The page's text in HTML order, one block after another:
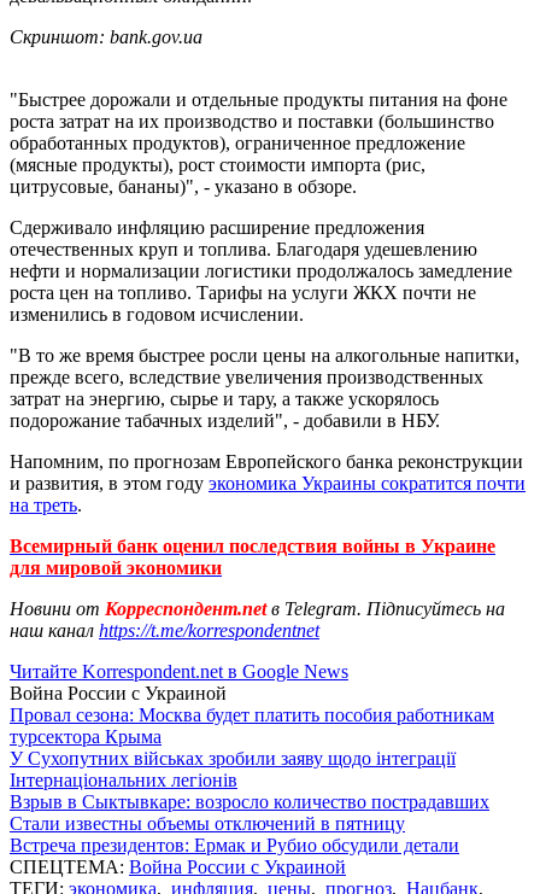
Скриншот: bank.gov.ua
"Быстрее дорожали и отдельные продукты питания на фоне
роста затрат на их производство и поставки (большинство
обработанных продуктов), ограниченное предложение
(мясные продукты), рост стоимости импорта (рис,
цитрусовые, бананы)", - указано в обзоре.
Сдерживало инфляцию расширение предложения
отечественных круп и топлива. Благодаря удешевлению
нефти и нормализации логистики продолжалось замедление
роста цен на топливо. Тарифы на услуги ЖКХ почти не
изменились в годовом исчислении.
"В то же время быстрее росли цены на алкогольные напитки,
прежде всего, вследствие увеличения производственных
затрат на энергию, сырье и тару, а также ускорялось
подорожание табачных изделий", - добавили в НБУ.
Напомним, по прогнозам Европейского банка реконструкции
и развития, в этом году экономика Украины сократится почти
на треть.
Всемирный банк оценил последствия войны в Украине
для мировой экономики
Новини от Корреспондент.netв Telegram. Підписуйтесь на
наш канал https://t.me/korrespondentnet
Читайте Korrespondent.net в Google News
Война России с Украиной
Провал сезона: Москва будет платить пособия работникам
турсектора Крыма
У Сухопутних військах зробили заяву щодо інтеграції
Інтернаціональних легіонів
Взрыв в Сыктывкаре: возросло количество пострадавших
Стали известны объемы отключений в пятницу
Встреча президентов: Ермак и Рубио обсудили детали
СПЕЦТЕМА: Война России с Украиной
ТЕГИ: экономика, инфляция, цены, прогноз, Нацбанк,